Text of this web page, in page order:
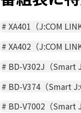
#XA401（J:COM LINK
#XA402（J:COM LINK
# BD-V302J（Smart
# BD-V374（Smart
# BD-V7002（Smart